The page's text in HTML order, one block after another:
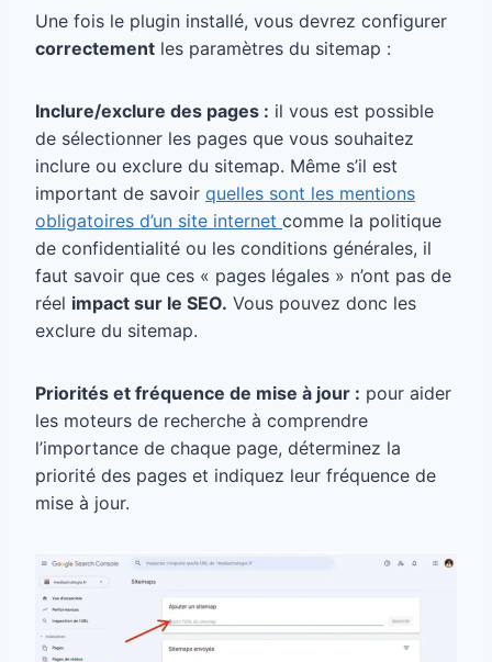
Une fois le plugin installé, vous devrez configurer
correctement les paramètres du sitemap :
Inclure/exclure des pages : il vous est possible
de sélectionner les pages que vous souhaitez
inclure ou exclure du sitemap. Même s’il est
important de savoir quelles sont les mentions
obligatoires d’un site internet comme la politique
de confidentialité ou les conditions générales, il
faut savoir que ces « pages légales » n’ont pas de
réel impact sur le SEO. Vous pouvez donc les
exclure du sitemap.
Priorités et fréquence de mise à jour : pour aider
les moteurs de recherche à comprendre
l’importance de chaque page, déterminez la
priorité des pages et indiquez leur fréquence de
mise à jour.